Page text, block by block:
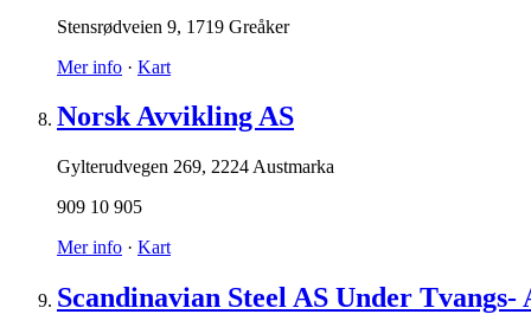
Stensrødveien 9, 1719 Greåker
Mer info · Kart
Norsk Avvikling AS
Gylterudvegen 269, 2224 Austmarka
909 10 905
Mer info · Kart
Scandinavian Steel AS Under